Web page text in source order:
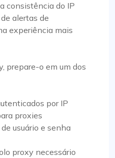
consistência do IP
alertas de
experiência mais
prepare-o em um dos
por IP
proxies
usuário e senha
proxy necessário